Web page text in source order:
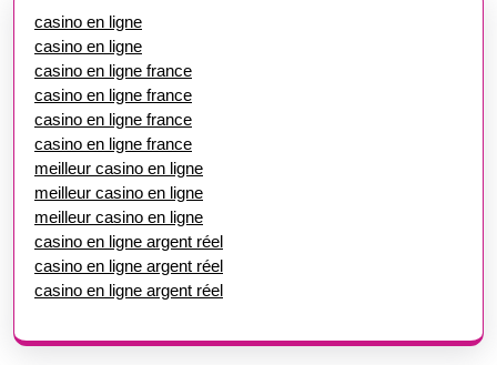
casino en ligne
casino en ligne
casino en ligne france
casino en ligne france
casino en ligne france
casino en ligne france
meilleur casino en ligne
meilleur casino en ligne
meilleur casino en ligne
casino en ligne argent réel
casino en ligne argent réel
casino en ligne argent réel